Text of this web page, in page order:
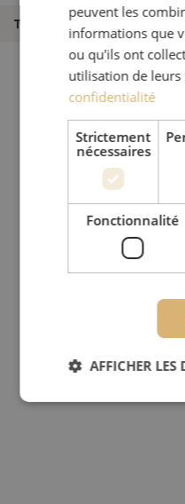
Type de produit
peuvent les
informations que
ou qu'ils ont
utilisation de leurs
confidentialité
Strictement
nécessaires
Fonctionnalité
AFFICHER LES